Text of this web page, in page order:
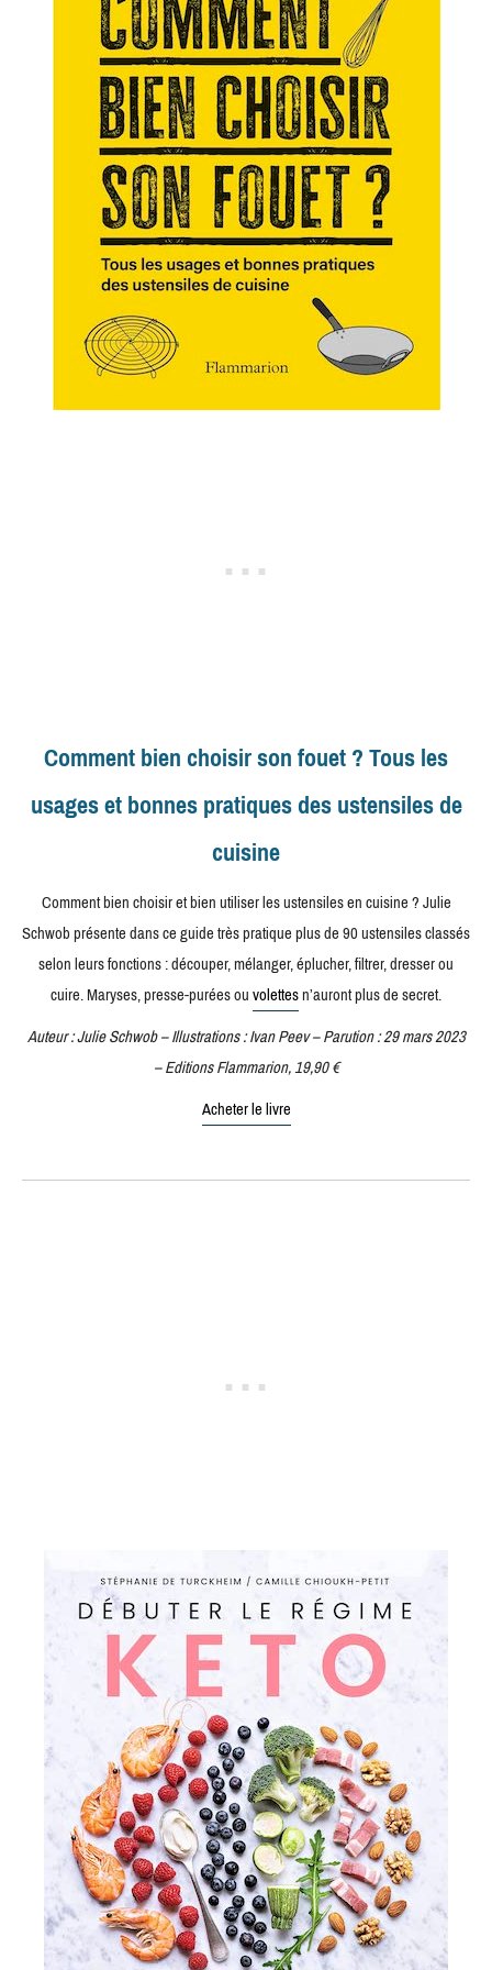
Comment bien choisir son fouet ? Tous les
usages et bonnes pratiques des ustensiles de
cuisine
Comment bien choisir et bien utiliser les ustensiles en cuisine ? Julie
Schwob présente dans ce guide très pratique plus de 90 ustensiles classés
selon leurs fonctions : découper, mélanger, éplucher, filtrer, dresser ou
cuire. Maryses, presse-purées ouvolettesn’auront plus de secret.
Auteur : Julie Schwob – Illustrations : Ivan Peev – Parution : 29 mars 2023
– Editions Flammarion, 19,90 €
Acheter le livre